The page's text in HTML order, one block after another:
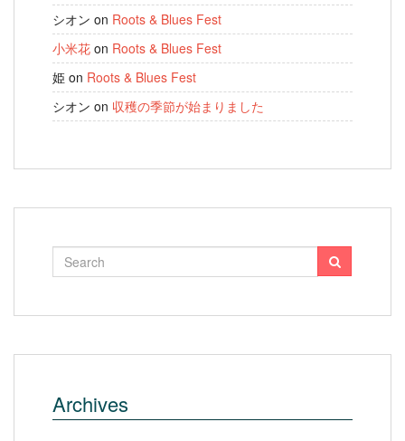
シオン on Roots & Blues Fest
小米花 on Roots & Blues Fest
姫 on Roots & Blues Fest
シオン on 収穫の季節が始まりました
Archives